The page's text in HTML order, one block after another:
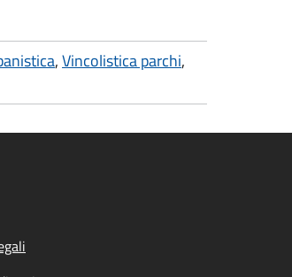
,Vincolistica parchi,